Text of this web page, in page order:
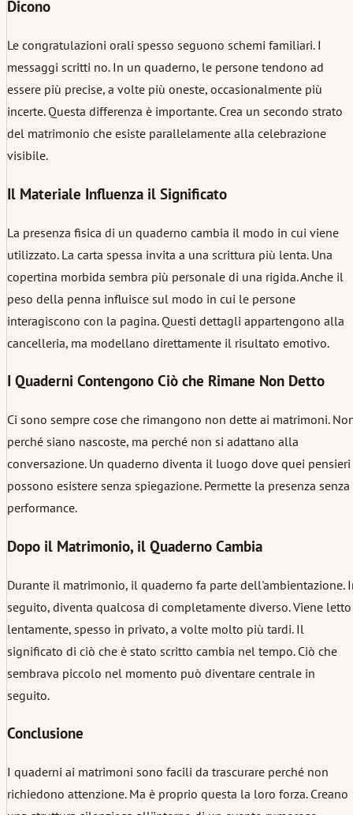
Dicono
Le congratulazioni orali spesso seguono schemi familiari. I
messaggi scritti no. In un quaderno, le persone tendono ad
essere più precise, a volte più oneste, occasionalmente più
incerte. Questa differenza è importante. Crea un secondo strato
del matrimonio che esiste parallelamente alla celebrazione
visibile.
Il Materiale Influenza il Significato
La presenza fisica di un quaderno cambia il modo in cui viene
utilizzato. La carta spessa invita a una scrittura più lenta. Una
copertina morbida sembra più personale di una rigida. Anche il
peso della penna influisce sul modo in cui le persone
interagiscono con la pagina. Questi dettagli appartengono alla
cancelleria, ma modellano direttamente il risultato emotivo.
I Quaderni Contengono Ciò che Rimane Non Detto
Ci sono sempre cose che rimangono non dette ai matrimoni.
perché siano nascoste, ma perché non si adattano alla
conversazione. Un quaderno diventa il luogo dove quei pensieri
possono esistere senza spiegazione. Permette la presenza senza
performance.
Dopo il Matrimonio, il Quaderno Cambia
Durante il matrimonio, il quaderno fa parte dell'ambientazione.
seguito, diventa qualcosa di completamente diverso. Viene letto
lentamente, spesso in privato, a volte molto più tardi. Il
significato di ciò che è stato scritto cambia nel tempo. Ciò che
sembrava piccolo nel momento può diventare centrale in
seguito.
Conclusione
I quaderni ai matrimoni sono facili da trascurare perché non
richiedono attenzione. Ma è proprio questa la loro forza. Creano